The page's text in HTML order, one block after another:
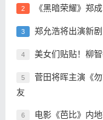
2 《黑暗荣耀》郑
3 郑允浩将出演新
4 美女们贴贴！柳
5
菅田将晖主演《
友
6 电影《芭比》内